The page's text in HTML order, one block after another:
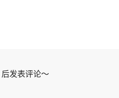
后发表评论～